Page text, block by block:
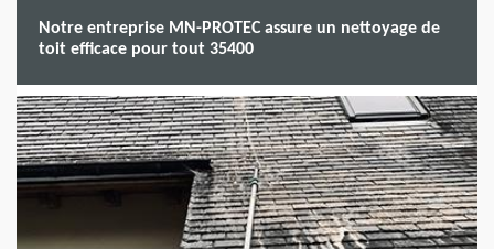
Notre entreprise MN-PROTEC assure un nettoyage de
toit efficace pour tout 35400